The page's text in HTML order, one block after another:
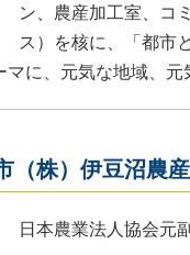
ン、農産加工室、コ
ス）を核に、「都市
に、元気な地域、元
株）伊豆沼農
日本農業法人協会元